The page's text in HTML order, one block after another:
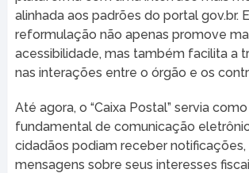
alinhada aos padrões do portal gov.br.
reformulação não apenas promove
acessibilidade, mas também facilita a
nas interações entre o órgão e os
Até agora, o “Caixa Postal” servia
fundamental de comunicação
cidadãos podiam receber
mensagens sobre seus interesses